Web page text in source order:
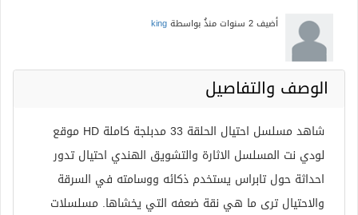
أضيف2 سنوات منذُ بواسطةking
الوصف والتفاصيل
شاهد مسلسل احتيال الحلقة 33 مدبلجة كاملة HD موقع
لودي نت المسلسل الاثارة والتشويق الهندي احتيال تدور
احداثة حول تابراس يستخدم ذكائه ووسامته في السرقة
والاحتيال ترى ما هي نقة ضعفه التي يخشاها. مسلسلات